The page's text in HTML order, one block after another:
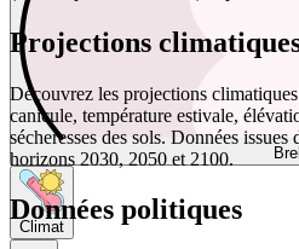
Climat
Projections
Découvrez les projections
canicule, température estivale,
sécheresses des sols. Données
horizons 2030, 2050 et 2100.
Données politiques